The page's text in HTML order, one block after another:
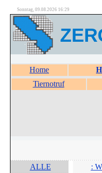
Sonntag, 09.08.2026 16:29
Home
Tiernotruf
ALLE :